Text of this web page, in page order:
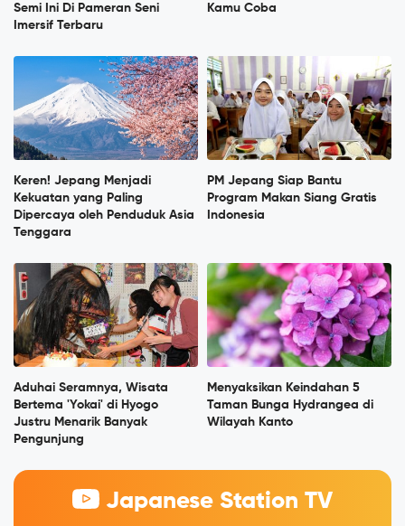
Semi Ini Di Pameran Seni
Imersif Terbaru
Kamu Coba
Keren! Jepang Menjadi
Kekuatan yang Paling
Dipercaya oleh Penduduk Asia
Tenggara
PM Jepang Siap Bantu
Program Makan Siang Gratis
Indonesia
Aduhai Seramnya, Wisata
Bertema 'Yokai' di Hyogo
Justru Menarik Banyak
Pengunjung
Menyaksikan Keindahan 5
Taman Bunga Hydrangea di
Wilayah Kanto
Japanese Station TV